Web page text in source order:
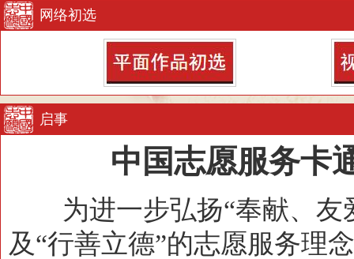
网络初选
启事
中国志愿服务卡
为进一步弘扬“奉献、友
及“行善立德”的志愿服务理